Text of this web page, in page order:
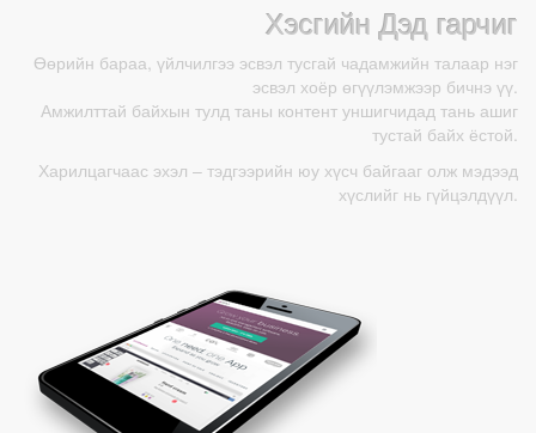
Хэсгийн Дэд гарчиг
Өөрийн бараа, үйлчилгээ эсвэл тусгай чадамжийн талаар нэг
эсвэл хоёр өгүүлэмжээр бичнэ үү.
Амжилттай байхын тулд таны контент уншигчидад тань ашиг
тустай байх ёстой.
Харилцагчаас эхэл – тэдгээрийн юу хүсч байгааг олж мэдээд
хүслийг нь гүйцэлдүүл.